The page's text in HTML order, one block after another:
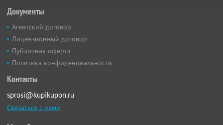
Документы
Агентский договор
Лицензионный договор
Публичная оферта
Политика конфиденциальности
Контакты
sprosi@kupikupon.ru
Связаться с нами